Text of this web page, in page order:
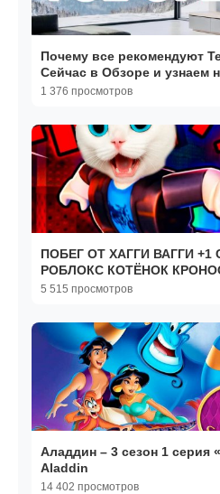
Почему все рекомендуют
Сейчас в Обзоре и узнаем
1 376 просмотров
ПОБЕГ ОТ ХАГГИ ВАГГИ
РОБЛОКС КОТЁНОК
5 515 просмотров
Аладдин – 3 сезон 1 серия
Aladdin
14 402 просмотров